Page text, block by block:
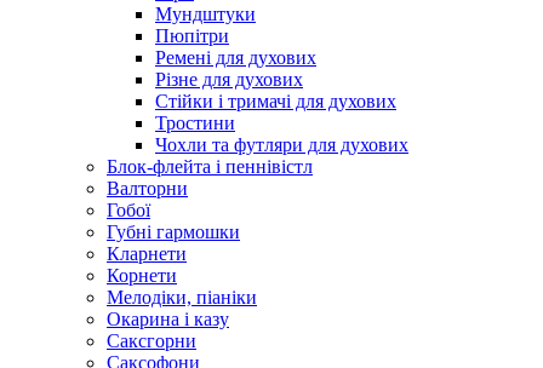
Мундштуки
Пюпітри
Ремені для духових
Різне для духових
Стійки і тримачі для духових
Тростини
Чохли та футляри для духових
Блок-флейта і пеннівістл
Валторни
Гобої
Губні гармошки
Кларнети
Корнети
Мелодіки, піаніки
Окарина і казу
Саксгорни
Саксофони